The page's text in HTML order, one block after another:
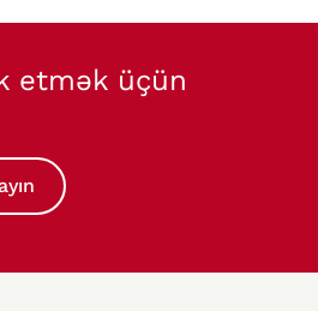
etmək üçün